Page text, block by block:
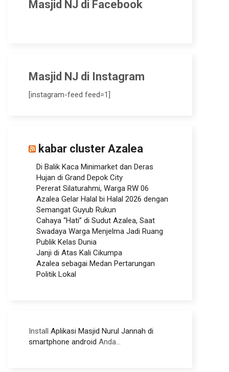
Masjid NJ di Facebook
Masjid NJ di Instagram
[instagram-feed feed=1]
kabar cluster Azalea
Di Balik Kaca Minimarket dan Deras
Hujan di Grand Depok City
Pererat Silaturahmi, Warga RW 06
Azalea Gelar Halal bi Halal 2026 dengan
Semangat Guyub Rukun
Cahaya “Hati” di Sudut Azalea, Saat
Swadaya Warga Menjelma Jadi Ruang
Publik Kelas Dunia
Janji di Atas Kali Cikumpa
Azalea sebagai Medan Pertarungan
Politik Lokal
Install Aplikasi Masjid Nurul Jannah di
smartphone android Anda...